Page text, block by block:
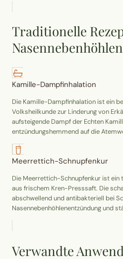
Traditionelle
Kamille-Dampfinhalation
Die Kamille-Dampfinhalation ist ein
Volksheilkunde zur Linderung von
aufsteigende Dampf der Echten
entzündungshemmend auf die
Meerrettich-Schnupfenkur
Die Meerrettich-Schnupfenkur ist
aus frischem Kren-Presssaft. Die
abschwellend und antibakteriell bei
Nasennebenhöhlenentzündung und
Verwandte